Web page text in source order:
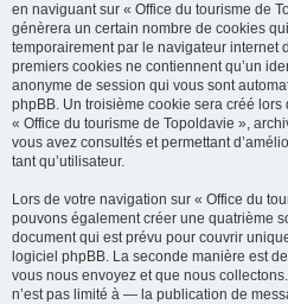
en naviguant sur « Office du tourisme de
génèrera un certain nombre de cookies
temporairement par le navigateur internet
premiers cookies ne contiennent qu’un
anonyme de session qui vous sont
phpBB. Un troisième cookie sera créé
« Office du tourisme de Topoldavie »,
vous avez consultés et permettant
tant qu’utilisateur.
Lors de votre navigation sur « Office du
pouvons également créer une quatrième
document qui est prévu pour couvrir
logiciel phpBB. La seconde manière est
vous nous envoyez et que nous
n’est pas limité à — la publication de